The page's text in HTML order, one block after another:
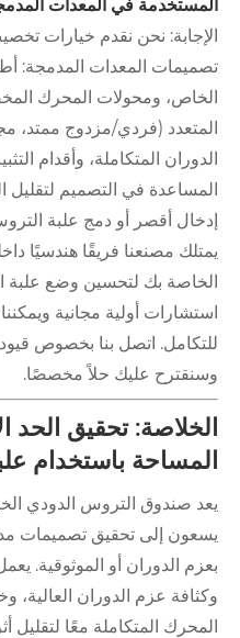
المستخدمة في المعدات
الإجابة: نحن نقدم خيارات
تصميمات المعدات المدمجة:
الخاص، ومحولات المحرك
المتعدد (فردي/مزدوج ممتد،
الدوران المتكاملة، وأقدام
المساعدة في التصميم لتقليل
إدخال أقصر أو دمج علبة
الخاصة بك لتحسين وضع علبة
استشارات أولية مجانية ويمكننا
للتكامل. اتصل بنا بخصوص
وسنقترح عليك حلاً مخصصًا.
الخلاصة: تحقيق
المساحة باستخدام
يعد صندوق التروس الدودي
يسعون إلى تحقيق تصميمات
بعزم الدوران أو الموثوقية.
وكثافة عزم الدوران العالية،